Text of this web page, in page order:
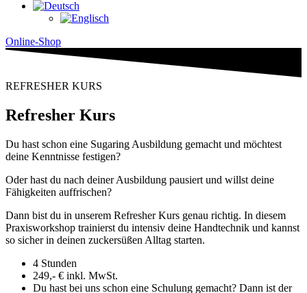
Online-Shop
REFRESHER KURS
Refresher Kurs
Du hast schon eine Sugaring Ausbildung gemacht und möchtest
deine Kenntnisse festigen?
Oder hast du nach deiner Ausbildung pausiert und willst deine
Fähigkeiten auffrischen?
Dann bist du in unserem Refresher Kurs genau richtig. In diesem
Praxisworkshop trainierst du intensiv deine Handtechnik und kannst
so sicher in deinen zuckersüßen Alltag starten.
4 Stunden
249,- € inkl. MwSt.
Du hast bei uns schon eine Schulung gemacht? Dann ist der